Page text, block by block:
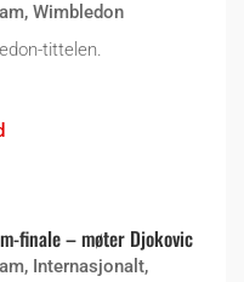
, Wimbledon
tittelen.
finale – møter Djokovic
, Internasjonalt,